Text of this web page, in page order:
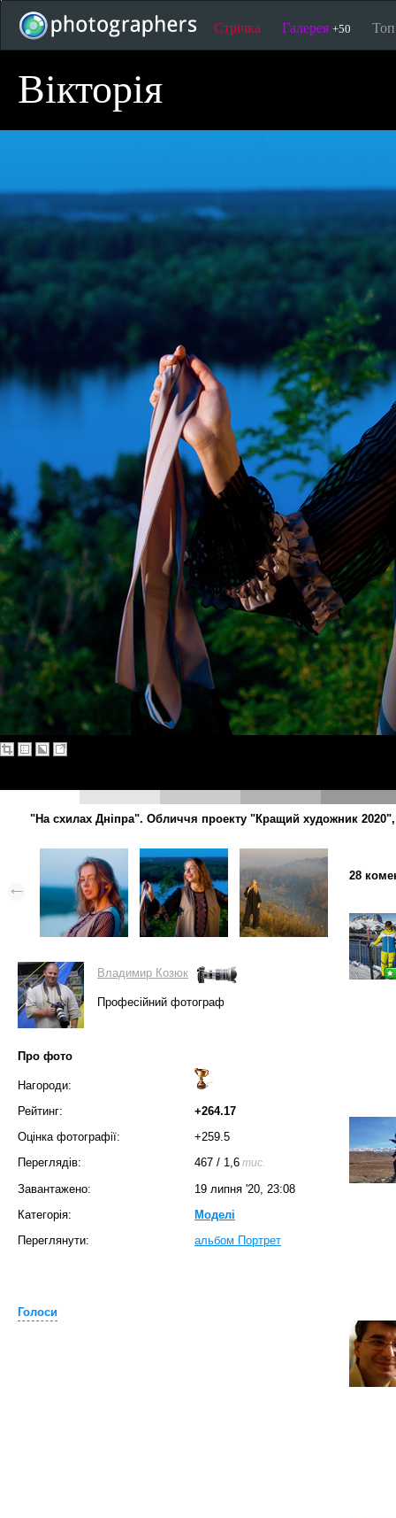
Стрічка Галерея +50
Вікторія
"На схилах Дніпра". Обличчя проекту "Кращий художник 2020",
Владимир Козюк
Професійний фотограф
Про фото
Нагороди:
Рейтинг:
+264.17
Оцінка фотографії:
+259.5
Переглядів:
467 / 1,6 тис.
Завантажено:
19 липня '20, 23:08
Категорія:
Моделі
Переглянути:
альбом Портрет
Голоси
28